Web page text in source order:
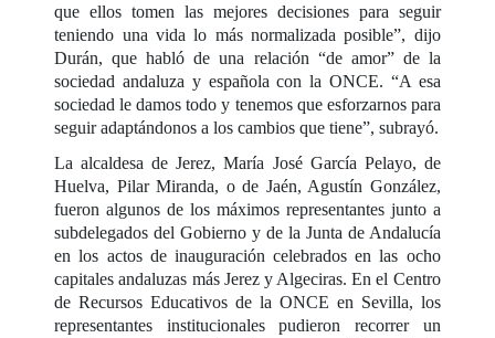
que ellos tomen las mejores decisiones para seguir
teniendo una vida lo más normalizada posible”, dijo
Durán, que habló de una relación “de amor” de la
sociedad andaluza y española con la ONCE. “A esa
sociedad le damos todo y tenemos que esforzarnos para
seguir adaptándonos a los cambios que tiene”, subrayó.
La alcaldesa de Jerez, María José García Pelayo, de
Huelva, Pilar Miranda, o de Jaén, Agustín González,
fueron algunos de los máximos representantes junto a
subdelegados del Gobierno y de la Junta de Andalucía
en los actos de inauguración celebrados en las ocho
capitales andaluzas más Jerez y Algeciras. En el Centro
de Recursos Educativos de la ONCE en Sevilla, los
representantes institucionales pudieron recorrer un